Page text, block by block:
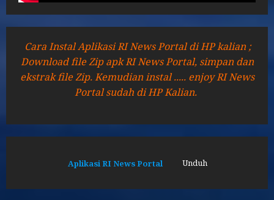
Cara Instal Aplikasi RI News Portal di HP kalian ;
Download file Zip apk RI News Portal, simpan dan
ekstrak file Zip. Kemudian instal ..... enjoy RI News
Portal sudah di HP Kalian.
Aplikasi RI News Portal Unduh